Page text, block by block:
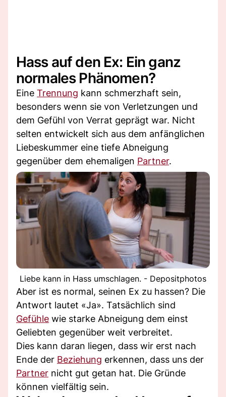
Hass auf den Ex: Ein ganz
normales Phänomen?
Eine Trennung kann schmerzhaft sein,
besonders wenn sie von Verletzungen und
dem Gefühl von Verrat geprägt war. Nicht
selten entwickelt sich aus dem anfänglichen
Liebeskummer eine tiefe Abneigung
gegenüber dem ehemaligen Partner.
Liebe kann in Hass umschlagen. - Depositphotos
Aber ist es normal, seinen Ex zu hassen? Die
Antwort lautet «Ja». Tatsächlich sind
Gefühle wie starke Abneigung dem einst
Geliebten gegenüber weit verbreitet.
Dies kann daran liegen, dass wir erst nach
Ende der Beziehung erkennen, dass uns der
Partner nicht gut getan hat. Die Gründe
können vielfältig sein.